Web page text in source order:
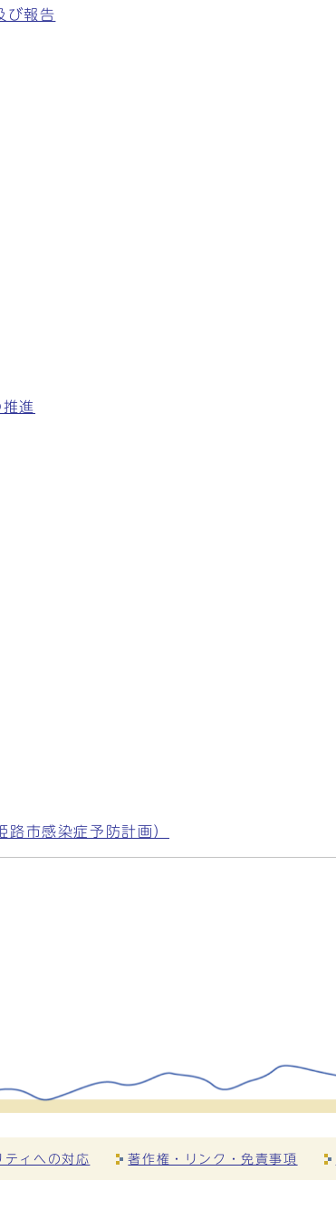
び報告
進
市感染症予防計画）
ティへの対応 著作権・リンク・免責事項